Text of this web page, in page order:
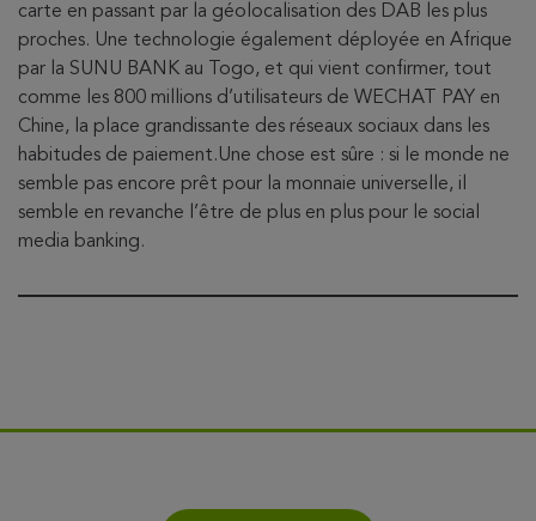
carte en passant par la géolocalisation des DAB les plus
proches. Une technologie également déployée en Afrique
par la SUNU BANK au Togo, et qui vient confirmer, tout
comme les 800 millions d’utilisateurs de WECHAT PAY en
Chine, la place grandissante des réseaux sociaux dans les
habitudes de paiement.Une chose est sûre : si le monde ne
semble pas encore prêt pour la monnaie universelle, il
semble en revanche l’être de plus en plus pour le social
media banking.